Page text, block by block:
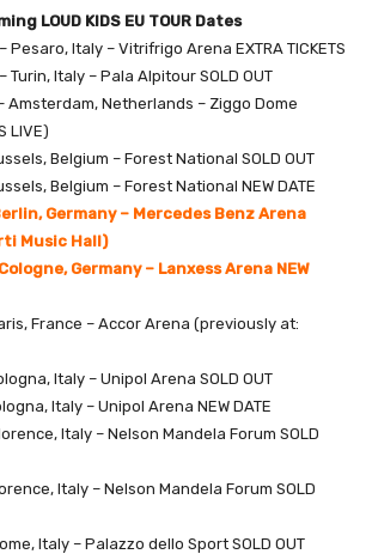
LOUD KIDS EU TOUR Dates
Pesaro, Italy – Vitrifrigo Arena EXTRA TICKETS
Turin, Italy – Pala Alpitour SOLD OUT
Amsterdam, Netherlands – Ziggo Dome
LIVE)
Belgium – Forest National SOLD OUT
Belgium – Forest National NEW DATE
Germany – Mercedes Benz Arena
Music Hall)
Germany – Lanxess Arena NEW
France – Accor Arena (previously at:
Italy – Unipol Arena SOLD OUT
Italy – Unipol Arena NEW DATE
Italy – Nelson Mandela Forum SOLD
Italy – Nelson Mandela Forum SOLD
Italy – Palazzo dello Sport SOLD OUT